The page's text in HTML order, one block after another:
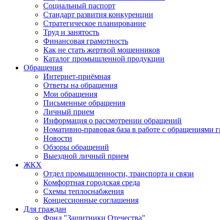
Социальный паспорт
Стандарт развития конкуренции
Стратегическое планирование
Труд и занятость
Финансовая грамотность
Как не стать жертвой мошенников
Каталог промышленной продукции
Обращения
Интернет-приёмная
Ответы на обращения
Мои обращения
Письменные обращения
Личный прием
Информация о рассмотрении обращений
Номативно-правовая база в работе с обращениями
Новости
Обзоры обращений
Выездной личный прием
ЖКХ
Отдел промышленности, транспорта и связи
Комфортная городская среда
Схемы теплоснабжения
Концессионные соглашения
Для граждан
Фонд "Защитники Отечества"